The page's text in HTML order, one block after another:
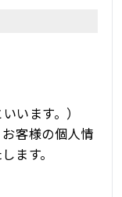
います。）
客様の個人情
ます。